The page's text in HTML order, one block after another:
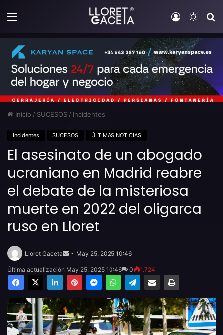
Menú Iniciar
Inicio / SUCESOS / Incidentes
Incidentes SUCESOS ÚLTIMAS NOTICIAS
El asesinato de un abogado
ucraniano en Madrid reabre
el debate de la misteriosa
muerte en 2022 del oligarca
ruso en Lloret
Lloret Gaceta
email
May 25, 2025 10:46
Última actualización May 25, 2025 10:46 0 1.724
Facebook
X LinkedInPinterestMessengerWhatsAppTelegramCompartir por email Imprimir